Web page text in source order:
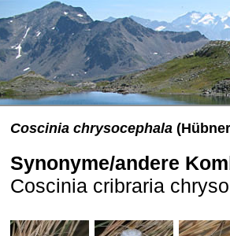
Coscinia chrysocephala
Synonyme/andere
Coscinia cribraria